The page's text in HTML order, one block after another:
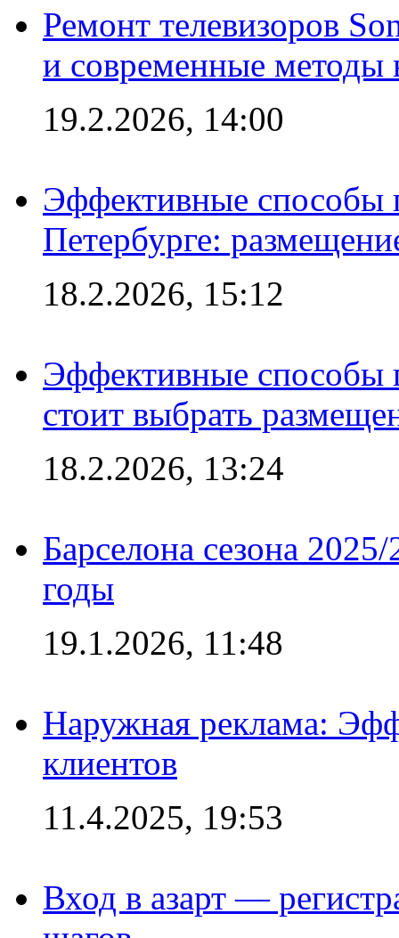
Ремонт телевизоров
и современные методы
19.2.2026, 14:00
Эффективные способы
Петербурге:
18.2.2026, 15:12
Эффективные способы
стоит выбрать
18.2.2026, 13:24
Барселона сезона
годы
19.1.2026, 11:48
Наружная реклама:
клиентов
11.4.2025, 19:53
Вход в азарт —